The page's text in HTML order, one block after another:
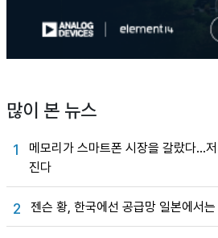
많이 본 뉴스
1
메모리가 스마트폰 시장을 갈랐다…
진다
2 젠슨 황, 한국에선 공급망 일본에서